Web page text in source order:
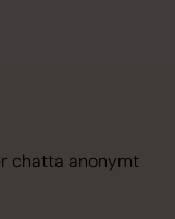
chatta anonymt